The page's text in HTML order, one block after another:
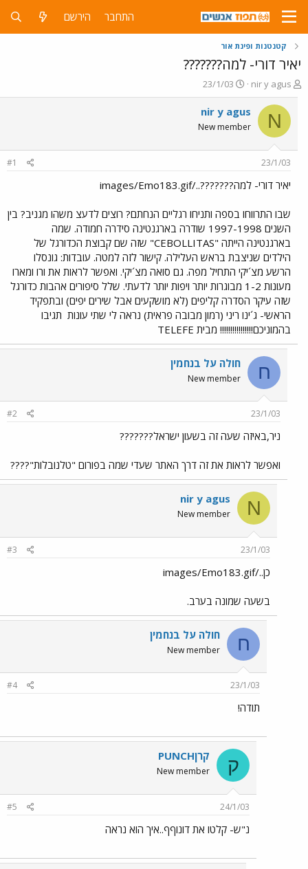
התחבר הירשם
קטנטנות ופינת אור
יאיר דורי- למה???????
פ
ו
ת
ח
ה
ש
א
nir y agus
פ
ו
ר
ס
ם
ר
23/1/03
N
nir y agus
New member
23/1/03
#1
יאיר דורי- למה???????../images/Emo183.gif
שבו התרווחו בספה ותניחו רגליים הנחתם? רוצים לדעצ משהו מגניב? בין
השנים 1997-1998 שודרה בארגנטינה סידרה חמודה. שמה
בארגנטינה הייתה "CEBOLLITAS" שזה שם קבוצת הכדורגל של
הילדים שניצבת בראש העלילה. קישור לזה למטה. עובדות: גונסלו
הרשע מצ´יקי התחיל מפה. גם סואה מצ´יקי. ואפשר לראות את ורו ומארו
מעונות 1-2 מבוגרות יותר ויפות יותר לדעתי. שלל סיפורים אהבות כדורגל
שזה עיקר הסדרה קליפים (לא מושקעים אבל שירים יפים) ובתפקיד
הראשי- ג´ינו ריני (רמון מבובה פראית) נראה לי שתי עונות תגיבו
בהמוניכם!!!!!!!!!!!!!!!! מבית TELEFE
ח חולה על בנחמין
New member
23/1/03
#2
ניר,באיזה שעה זה בשעון ישראל???????
ואפשר לראות את זה דרך האתר שעדי שמה בפורום "טלנובלות"????
N
nir y agus
New member
23/1/03
#3
כן../images/Emo183.gif
בשעה שמונה בערב.
ח חולה על בנחמין
New member
23/1/03
#4
תודה!
ק קרןPUNCH
New member
24/1/03
#5
נ"ש- קלטו את דונוףף..איך הוא נראה